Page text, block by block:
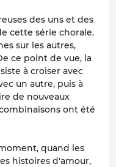
des uns et des
cette série chorale.
sur les autres,
ce point de vue, la
à croiser avec
un autre, puis à
de nouveaux
ont été
quand les
histoires d'amour,